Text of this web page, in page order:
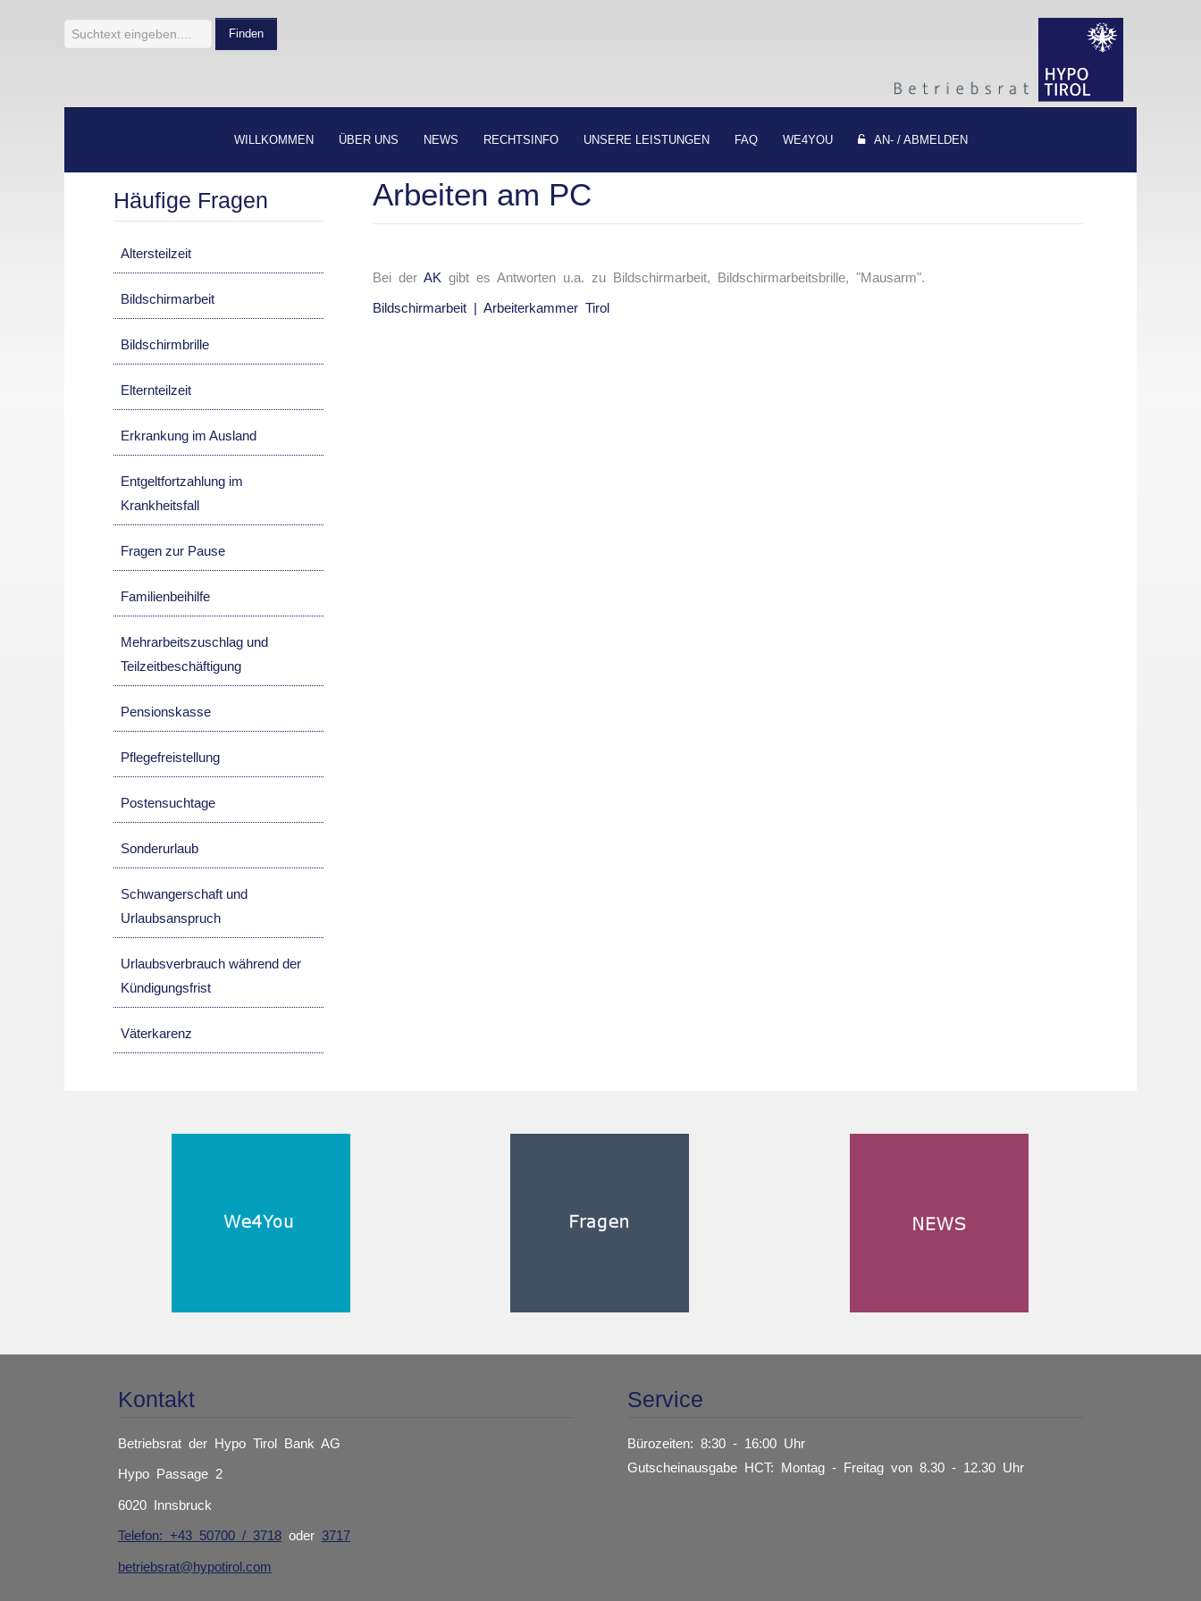
WILLKOMMEN ÜBER UNS NEWS RECHTSINFO UNSERE LEISTUNGEN FAQ WE4YOU AN- / ABMELDEN
Finden
Häufige Fragen
Altersteilzeit
Bildschirmarbeit
Bildschirmbrille
Elternteilzeit
Erkrankung im Ausland
Entgeltfortzahlung im
Krankheitsfall
Fragen zur Pause
Familienbeihilfe
Mehrarbeitszuschlag und
Teilzeitbeschäftigung
Pensionskasse
Pflegefreistellung
Postensuchtage
Sonderurlaub
Schwangerschaft und
Urlaubsanspruch
Urlaubsverbrauch während der
Kündigungsfrist
Väterkarenz
Arbeiten am PC
Bei der AK gibt es Antworten u.a. zu Bildschirmarbeit, Bildschirmarbeitsbrille, "Mausarm".
Bildschirmarbeit | Arbeiterkammer Tirol
Kontakt
Betriebsrat der Hypo Tirol Bank AG
Hypo Passage 2
6020 Innsbruck
Telefon: +43 50700 / 3718 oder 3717
betriebsrat@hypotirol.com
Service
Bürozeiten: 8:30 - 16:00 Uhr
Gutscheinausgabe HCT: Montag - Freitag von 8.30 - 12.30 Uhr